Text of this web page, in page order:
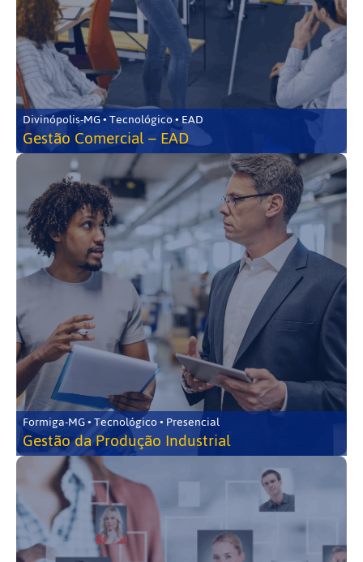
Divinópolis-MG • Tecnológico • EAD
Gestão Comercial – EAD
Formiga-MG • Tecnológico • Presencial
Gestão da Produção Industrial